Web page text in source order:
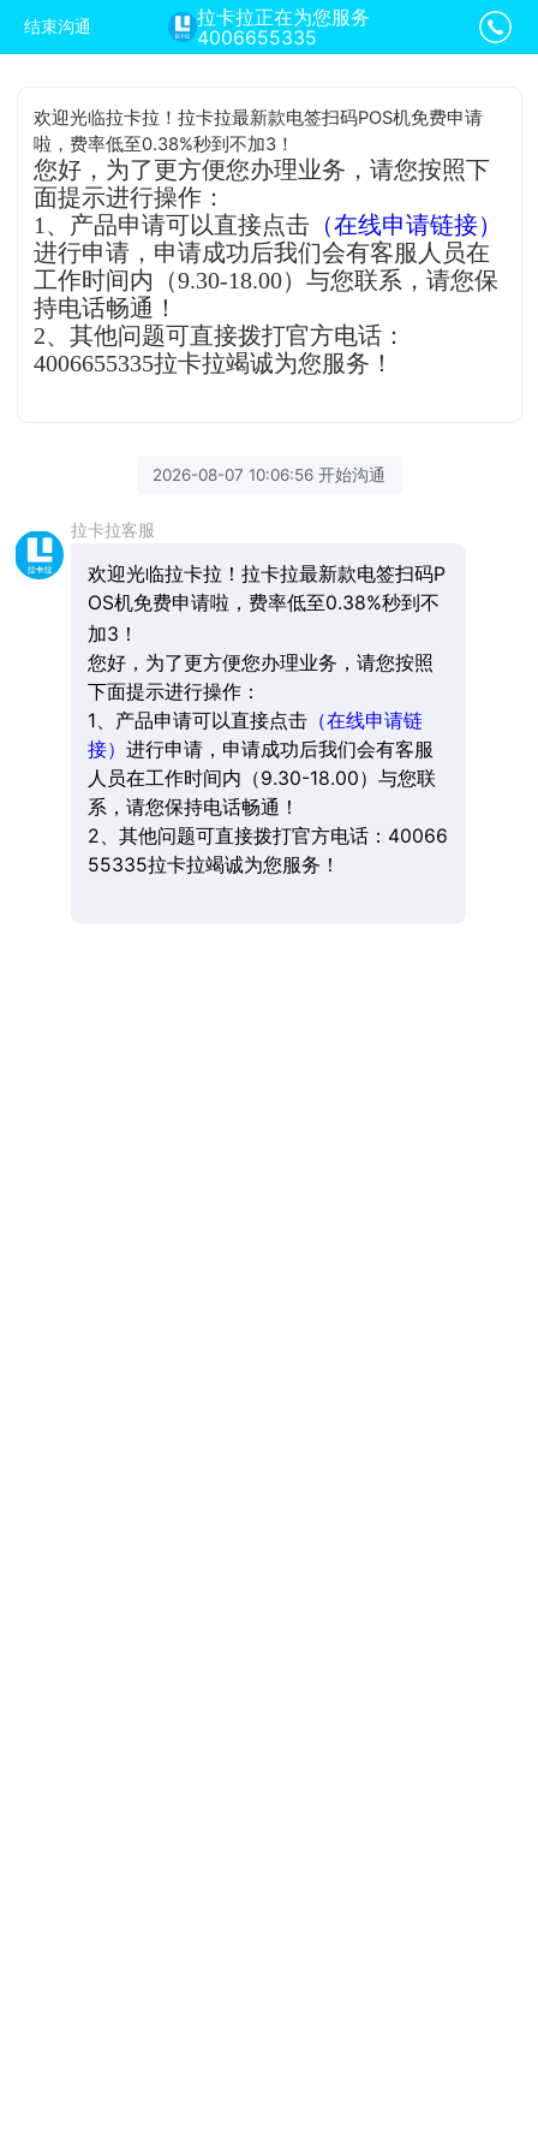
结束沟通
拉卡拉正在为您服务
4006655335
欢迎光临拉卡拉！拉卡拉最新款电签扫码POS机免费申请
啦，费率低至0.38%秒到不加3！
您好，为了更方便您办理业务，请您按照下
面提示进行操作：
1、产品申请可以直接点击 （在线申请链接）
进行申请，申请成功后我们会有客服人员在
工作时间内（9.30-18.00）与您联系，请您保
持电话畅通！
2、其他问题可直接拨打官方电话：
4006655335拉卡拉竭诚为您服务！
2026-08-07 10:06:56 开始沟通
拉卡拉客服
欢迎光临拉卡拉！拉卡拉最新款电签扫码P
OS机免费申请啦，费率低至0.38%秒到不
加3！
您好，为了更方便您办理业务，请您按照
下面提示进行操作：
1、产品申请可以直接点击（在线申请链
接） 进行申请，申请成功后我们会有客服
人员在工作时间内（9.30-18.00）与您联
系，请您保持电话畅通！
2、其他问题可直接拨打官方电话：40066
55335拉卡拉竭诚为您服务！